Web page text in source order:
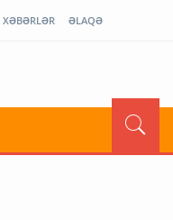
XƏBƏRLƏR ƏLAQƏ